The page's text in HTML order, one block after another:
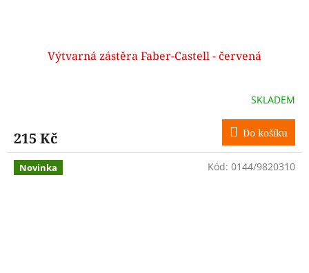
Výtvarná zástěra Faber-Castell - červená
SKLADEM
215 Kč Do košíku
Novinka Kód: 0144/9820310